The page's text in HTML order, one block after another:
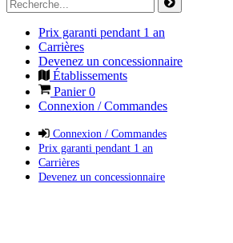
Prix garanti pendant 1 an
Carrières
Devenez un concessionnaire
Établissements
Panier0
Connexion / Commandes
Connexion / Commandes
Prix garanti pendant 1 an
Carrières
Devenez un concessionnaire